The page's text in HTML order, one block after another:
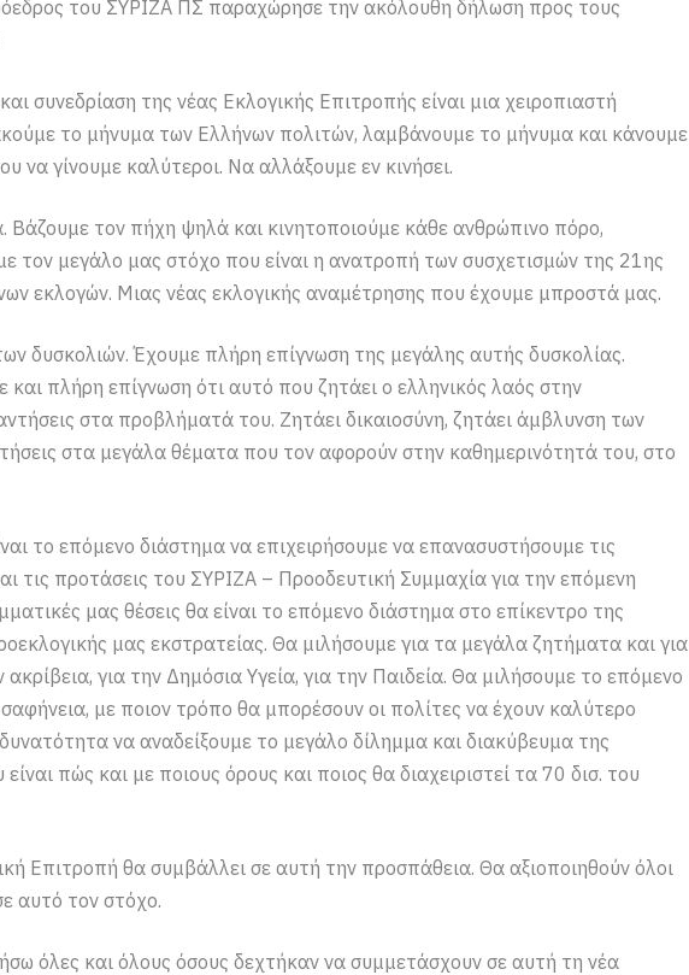
του ΣΥΡΙΖΑ ΠΣ παραχώρησε την ακόλουθη δήλωση προς τους
συνεδρίαση της νέας Εκλογικής Επιτροπής είναι μια χειροπιαστή
το μήνυμα των Ελλήνων πολιτών, λαμβάνουμε το μήνυμα και κάνουμε
να γίνουμε καλύτεροι. Να αλλάξουμε εν κινήσει.
Βάζουμε τον πήχη ψηλά και κινητοποιούμε κάθε ανθρώπινο πόρο,
τον μεγάλο μας στόχο που είναι η ανατροπή των συσχετισμών της 21ης
εκλογών. Μιας νέας εκλογικής αναμέτρησης που έχουμε μπροστά μας.
δυσκολιών. Έχουμε πλήρη επίγνωση της μεγάλης αυτής δυσκολίας.
πλήρη επίγνωση ότι αυτό που ζητάει ο ελληνικός λαός στην
στα προβλήματά του. Ζητάει δικαιοσύνη, ζητάει άμβλυνση των
στα μεγάλα θέματα που τον αφορούν στην καθημερινότητά του, στο
το επόμενο διάστημα να επιχειρήσουμε να επανασυστήσουμε τις
τις προτάσεις του ΣΥΡΙΖΑ – Προοδευτική Συμμαχία για την επόμενη
μας θέσεις θα είναι το επόμενο διάστημα στο επίκεντρο της
μας εκστρατείας. Θα μιλήσουμε για τα μεγάλα ζητήματα και για
ακρίβεια, για την Δημόσια Υγεία, για την Παιδεία. Θα μιλήσουμε το επόμενο
με ποιον τρόπο θα μπορέσουν οι πολίτες να έχουν καλύτερο
να αναδείξουμε το μεγάλο δίλημμα και διακύβευμα της
πώς και με ποιους όρους και ποιος θα διαχειριστεί τα 70 δισ. του
Επιτροπή θα συμβάλλει σε αυτή την προσπάθεια. Θα αξιοποιηθούν όλοι
αυτό τον στόχο.
όλες και όλους όσους δεχτήκαν να συμμετάσχουν σε αυτή τη νέα